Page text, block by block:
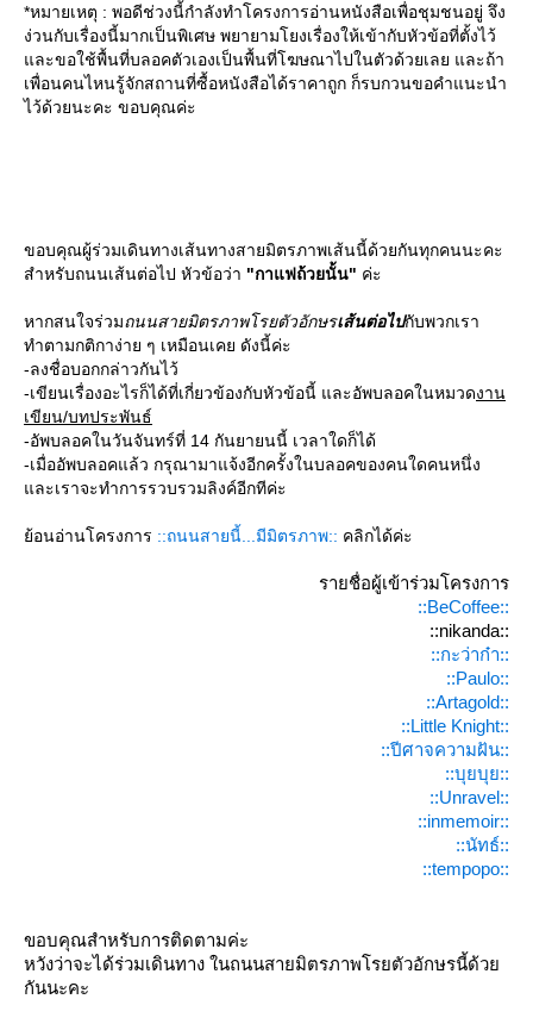
*หมายเหตุ : พอดีช่วงนี้กำลังทำโครงการอ่านหนังสือเพื่อชุมชนอยู่ จึง
ง่วนกับเรื่องนี้มากเป็นพิเศษ พยายามโยงเรื่องให้เข้ากับหัวข้อที่ตั้งไว้
ละขอใช้พื้นที่บลอคตัวเองเป็นพื้นที่โฆษณาไปในตัวด้วยเลย และถ้า
เพื่อนคนไหนรู้จักสถานที่ซื้อหนังสือได้ราคาถูก ก็รบกวนขอคำแนะนำ
ไว้ด้วยนะคะ ขอบคุณค่ะ
ขอบคุณผู้ร่วมเดินทางเส้นทางสายมิตรภาพเส้นนี้ด้วยกันทุกคนนะคะ
สำหรับถนนเส้นต่อไป หัวข้อว่า "กาแฟถ้วยนั้น" ค่ะ
หากสนใจร่วมถนนสายมิตรภาพโรยตัวอักษรเส้นต่อไปกับพวกเรา
ทำตามกติกาง่าย ๆ เหมือนเคย ดังนี้ค่ะ
-ลงชื่อบอกกล่าวกันไว้
-เขียนเรื่องอะไรก็ได้ที่เกี่ยวข้องกับหัวข้อนี้ และอัพบลอคในหมวดงาน
เขียน/บทประพันธ์
-อัพบลอคในวันจันทร์ที่ 14 กันยายนนี้ เวลาใดก็ได้
-เมื่ออัพบลอคแล้ว กรุณามาแจ้งอีกครั้งในบลอคของคนใดคนหนึ่ง
ละเราจะทำการรวบรวมลิงค์อีกทีค่ะ
้อนอ่านโครงการ ::ถนนสายนี้...มีมิตรภาพ:: คลิกได้ค่ะ
รายชื่อผู้เข้าร่วมโครงการ
::BeCoffee::
::nikanda::
::กะว่าก๋า::
::Paulo::
::Artagold::
::Little Knight::
::ปีศาจความฝัน::
::บุยบุย::
::Unravel::
::inmemoir::
::นัทธ์::
::tempopo::
ขอบคุณสำหรับการติดตามค่ะ
หวังว่าจะได้ร่วมเดินทาง ในถนนสายมิตรภาพโรยตัวอักษรนี้ด้ว
กันนะคะ